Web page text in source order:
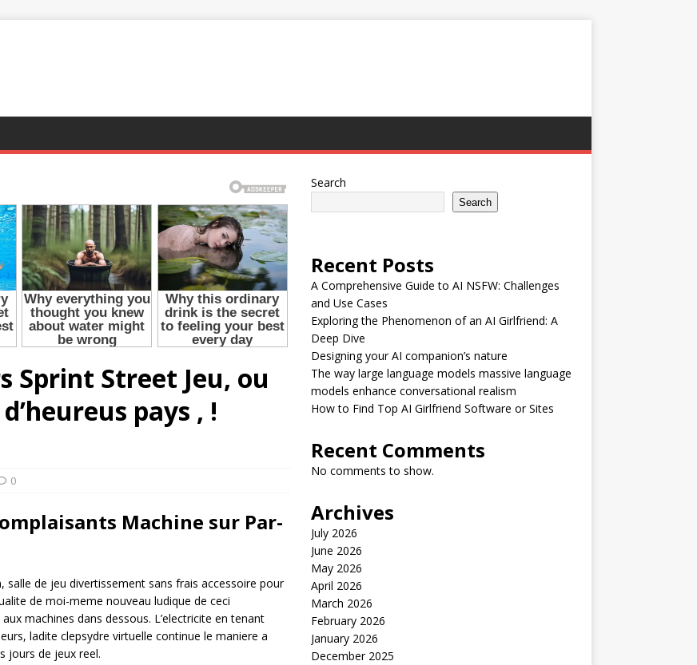
Sprint Street Jeu, ou
pays , !
0
Machine sur Par-
salle de jeu divertissement sans frais accessoire pour
de moi-meme nouveau ludique de ceci
machines dans dessous. L’electricite en tenant
ladite clepsydre virtuelle continue le maniere a
jours de jeux reel.
Search
Search
Recent Posts
A Comprehensive Guide to AI NSFW: Challenges
and Use Cases
Exploring the Phenomenon of an AI Girlfriend: A
Deep Dive
Designing your AI companion’s nature
The way large language models massive language
models enhance conversational realism
How to Find Top AI Girlfriend Software or Sites
Recent Comments
No comments to show.
Archives
July 2026
June 2026
May 2026
April 2026
March 2026
February 2026
January 2026
December 2025